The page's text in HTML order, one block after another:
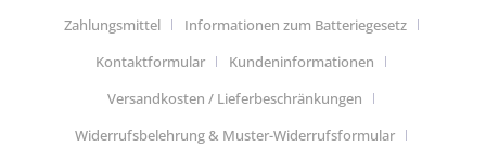
Zahlungsmittel
Informationen zum Batteriegesetz
Kontaktformular
Kundeninformationen
Versandkosten / Lieferbeschränkungen
Widerrufsbelehrung & Muster-Widerrufsformular